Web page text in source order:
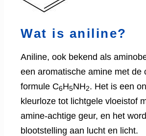
Wat is aniline?
Aniline, ook bekend als
een aromatische amine met de
formule C6H5NH2. Het is een
kleurloze tot lichtgele vloeistof
amine-achtige geur, en het
blootstelling aan lucht en licht.